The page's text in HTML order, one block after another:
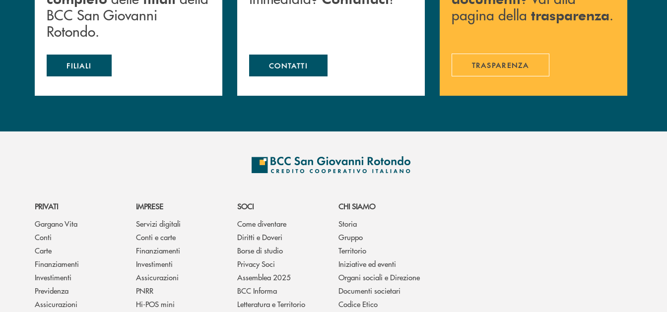
BCC San Giovanni
Rotondo.
FILIALI CONTATTI
pagina della trasparenza.
TRASPARENZA
PRIVATI
Gargano Vita
Conti
Carte
Finanziamenti
Investimenti
Previdenza
Assicurazioni
IMPRESE
Servizi digitali
Conti e carte
Finanziamenti
Investimenti
Assicurazioni
PNRR
Hi-POS mini
SOCI
Come diventare
Diritti e Doveri
Borse di studio
Privacy Soci
Assemblea 2025
BCC Informa
Letteratura e Territorio
CHI SIAMO
Storia
Gruppo
Territorio
Iniziative ed eventi
Organi sociali e Direzione
Documenti societari
Codice Etico